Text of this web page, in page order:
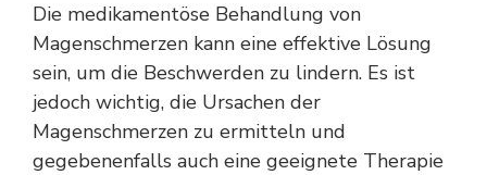
Die medikamentöse Behandlung von
Magenschmerzen kann eine effektive Lösung
sein, um die Beschwerden zu lindern. Es ist
jedoch wichtig, die Ursachen der
Magenschmerzen zu ermitteln und
gegebenenfalls auch eine geeignete Therapie